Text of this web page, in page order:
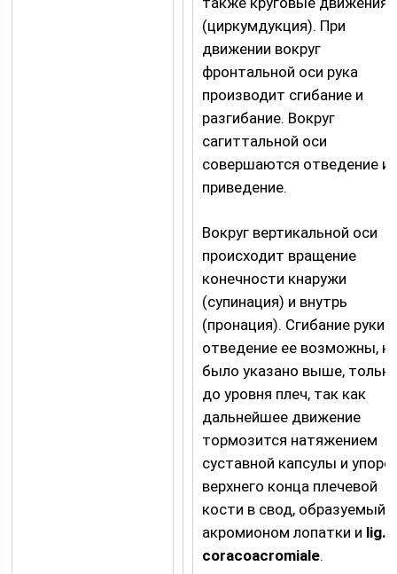
(циркумдукция). При
движении вокруг
фронтальной оси рука
производит сгибание и
разгибание. Вокруг
сагиттальной оси
совершаются отведение и
приведение.
Вокруг вертикальной оси
происходит вращение
конечности кнаружи
(супинация) и внутрь
(пронация). Сгибание руки и
отведение ее возможны,
было указано выше,
до уровня плеч, так как
дальнейшее движение
тормозится натяжением
суставной капсулы и
верхнего конца плечевой
кости в свод, образуемый
акромионом лопатки и lig.
coracoacromiale.